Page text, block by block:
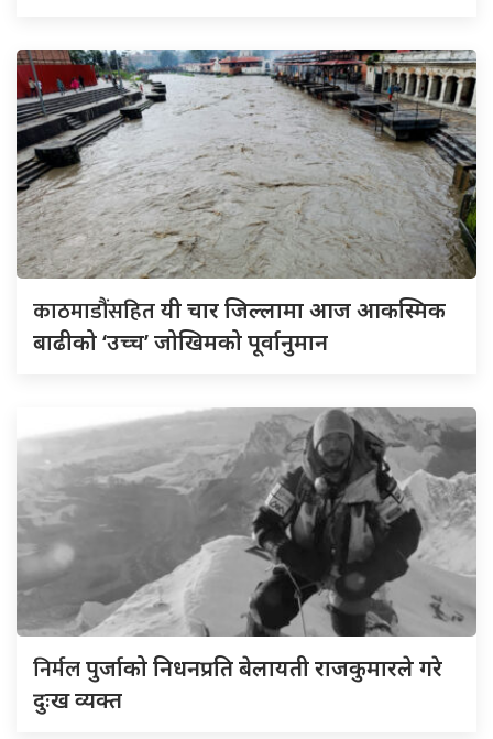
काठमाडौंसहितयी चार जिल्लामा आज आकस्मिक
बाढीको ‘उच्च’ जोखिमको पूर्वानुमान
निर्मलपुर्जाको निधनप्रति बेलायती राजकुमारले गरे
दुःख व्यक्त